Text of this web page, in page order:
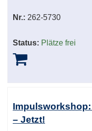
Nr.: 262-5730
Status: Plätze frei
– Jetzt!